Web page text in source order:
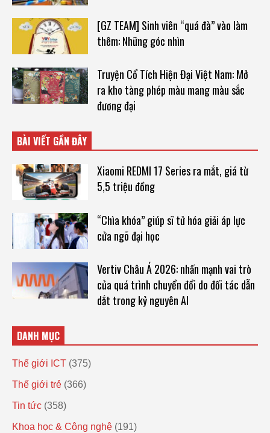
[GZ TEAM] Sinh viên “quá đà” vào làm
thêm: Những góc nhìn
Truyện Cổ Tích Hiện Đại Việt Nam: Mở
ra kho tàng phép màu mang màu sắc
đương đại
BÀI VIẾT GẦN ĐÂY
Xiaomi REDMI 17 Series ra mắt, giá từ
5,5 triệu đồng
“Chìa khóa” giúp sĩ tử hóa giải áp lực
cửa ngõ đại học
Vertiv Châu Á 2026: nhấn mạnh vai trò
của quá trình chuyển đổi do đối tác dẫn
dắt trong kỷ nguyên AI
DANH MỤC
Thế giới ICT (375)
Thế giới trẻ (366)
Tin tức (358)
Khoa học & Công nghệ (191)